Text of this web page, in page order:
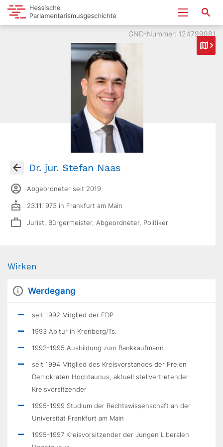
GND-Nummer: 124799981
Dr. jur. Stefan Naas
Abgeordneter seit 2019
23.11.1973 in Frankfurt am Main
Jurist, Bürgermeister, Abgeordneter, Politiker
Wirken
Werdegang
seit 1992 Mitglied der FDP
1993 Abitur in Kronberg/Ts.
1993-1995 Ausbildung zum Bankkaufmann
seit 1994 Mitglied des Kreisvorstandes der Freien
Demokraten Hochtaunus, aktuell stellvertretender
Kreisvorsitzender
1995-1999 Studium der Rechtswissenschaft an der
Universität Frankfurt am Main
1995-1997 Kreisvorsitzender der Jungen Liberalen